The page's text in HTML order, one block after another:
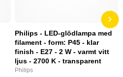
Philips - LED-glödlampa med
filament - form: P45 - klar
finish - E27 - 2 W - varmt vitt
ljus - 2700 K - transparent
Philips